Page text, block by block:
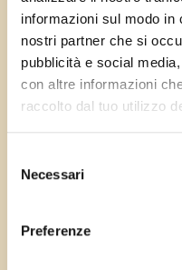
informazioni sul modo
nostri partner che si
pubblicità e social
con altre informazioni
raccolto dal tuo utilizzo
delNecessari
Preferenze
Tagliare
PRIMA GLI